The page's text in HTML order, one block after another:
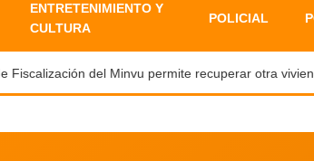
ENTRETENIMIENTO Y
CULTURA
POLICIAL
del Minvu permite recuperar otra